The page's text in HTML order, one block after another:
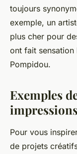
toujours
exemple, un
plus cher pour
ont fait
Pompidou.
Exemples
Pour vous
de projets